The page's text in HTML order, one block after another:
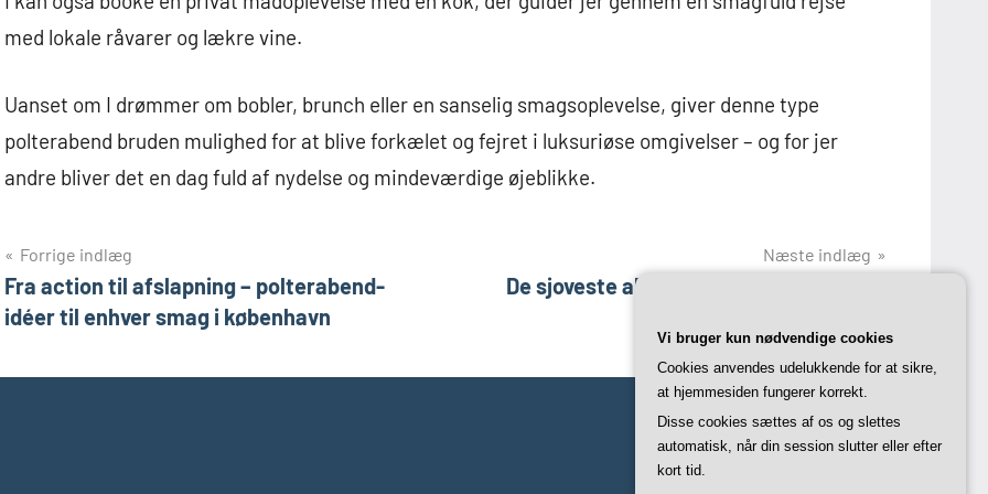
med lokale råvarer og lækre vine.
Uanset om I drømmer om bobler, brunch eller en sanselig smagsoplevelse, giver denne type
polterabend bruden mulighed for at blive forkælet og fejret i luksuriøse omgivelser – og for jer
andre bliver det en dag fuld af nydelse og mindeværdige øjeblikke.
Indlægsnavigation
Forrige indlæg
Fra action til afslapning – polterabend-
idéer til enhver smag i københavn
Næste indlæg
De sjoveste aktiviteter til polterabend i
Vi bruger kun nødvendige cookies
Cookies anvendes udelukkende for at sikre,
at hjemmesiden fungerer korrekt.
Disse cookies sættes af os og slettes
automatisk, når din session slutter eller efter
kort tid.